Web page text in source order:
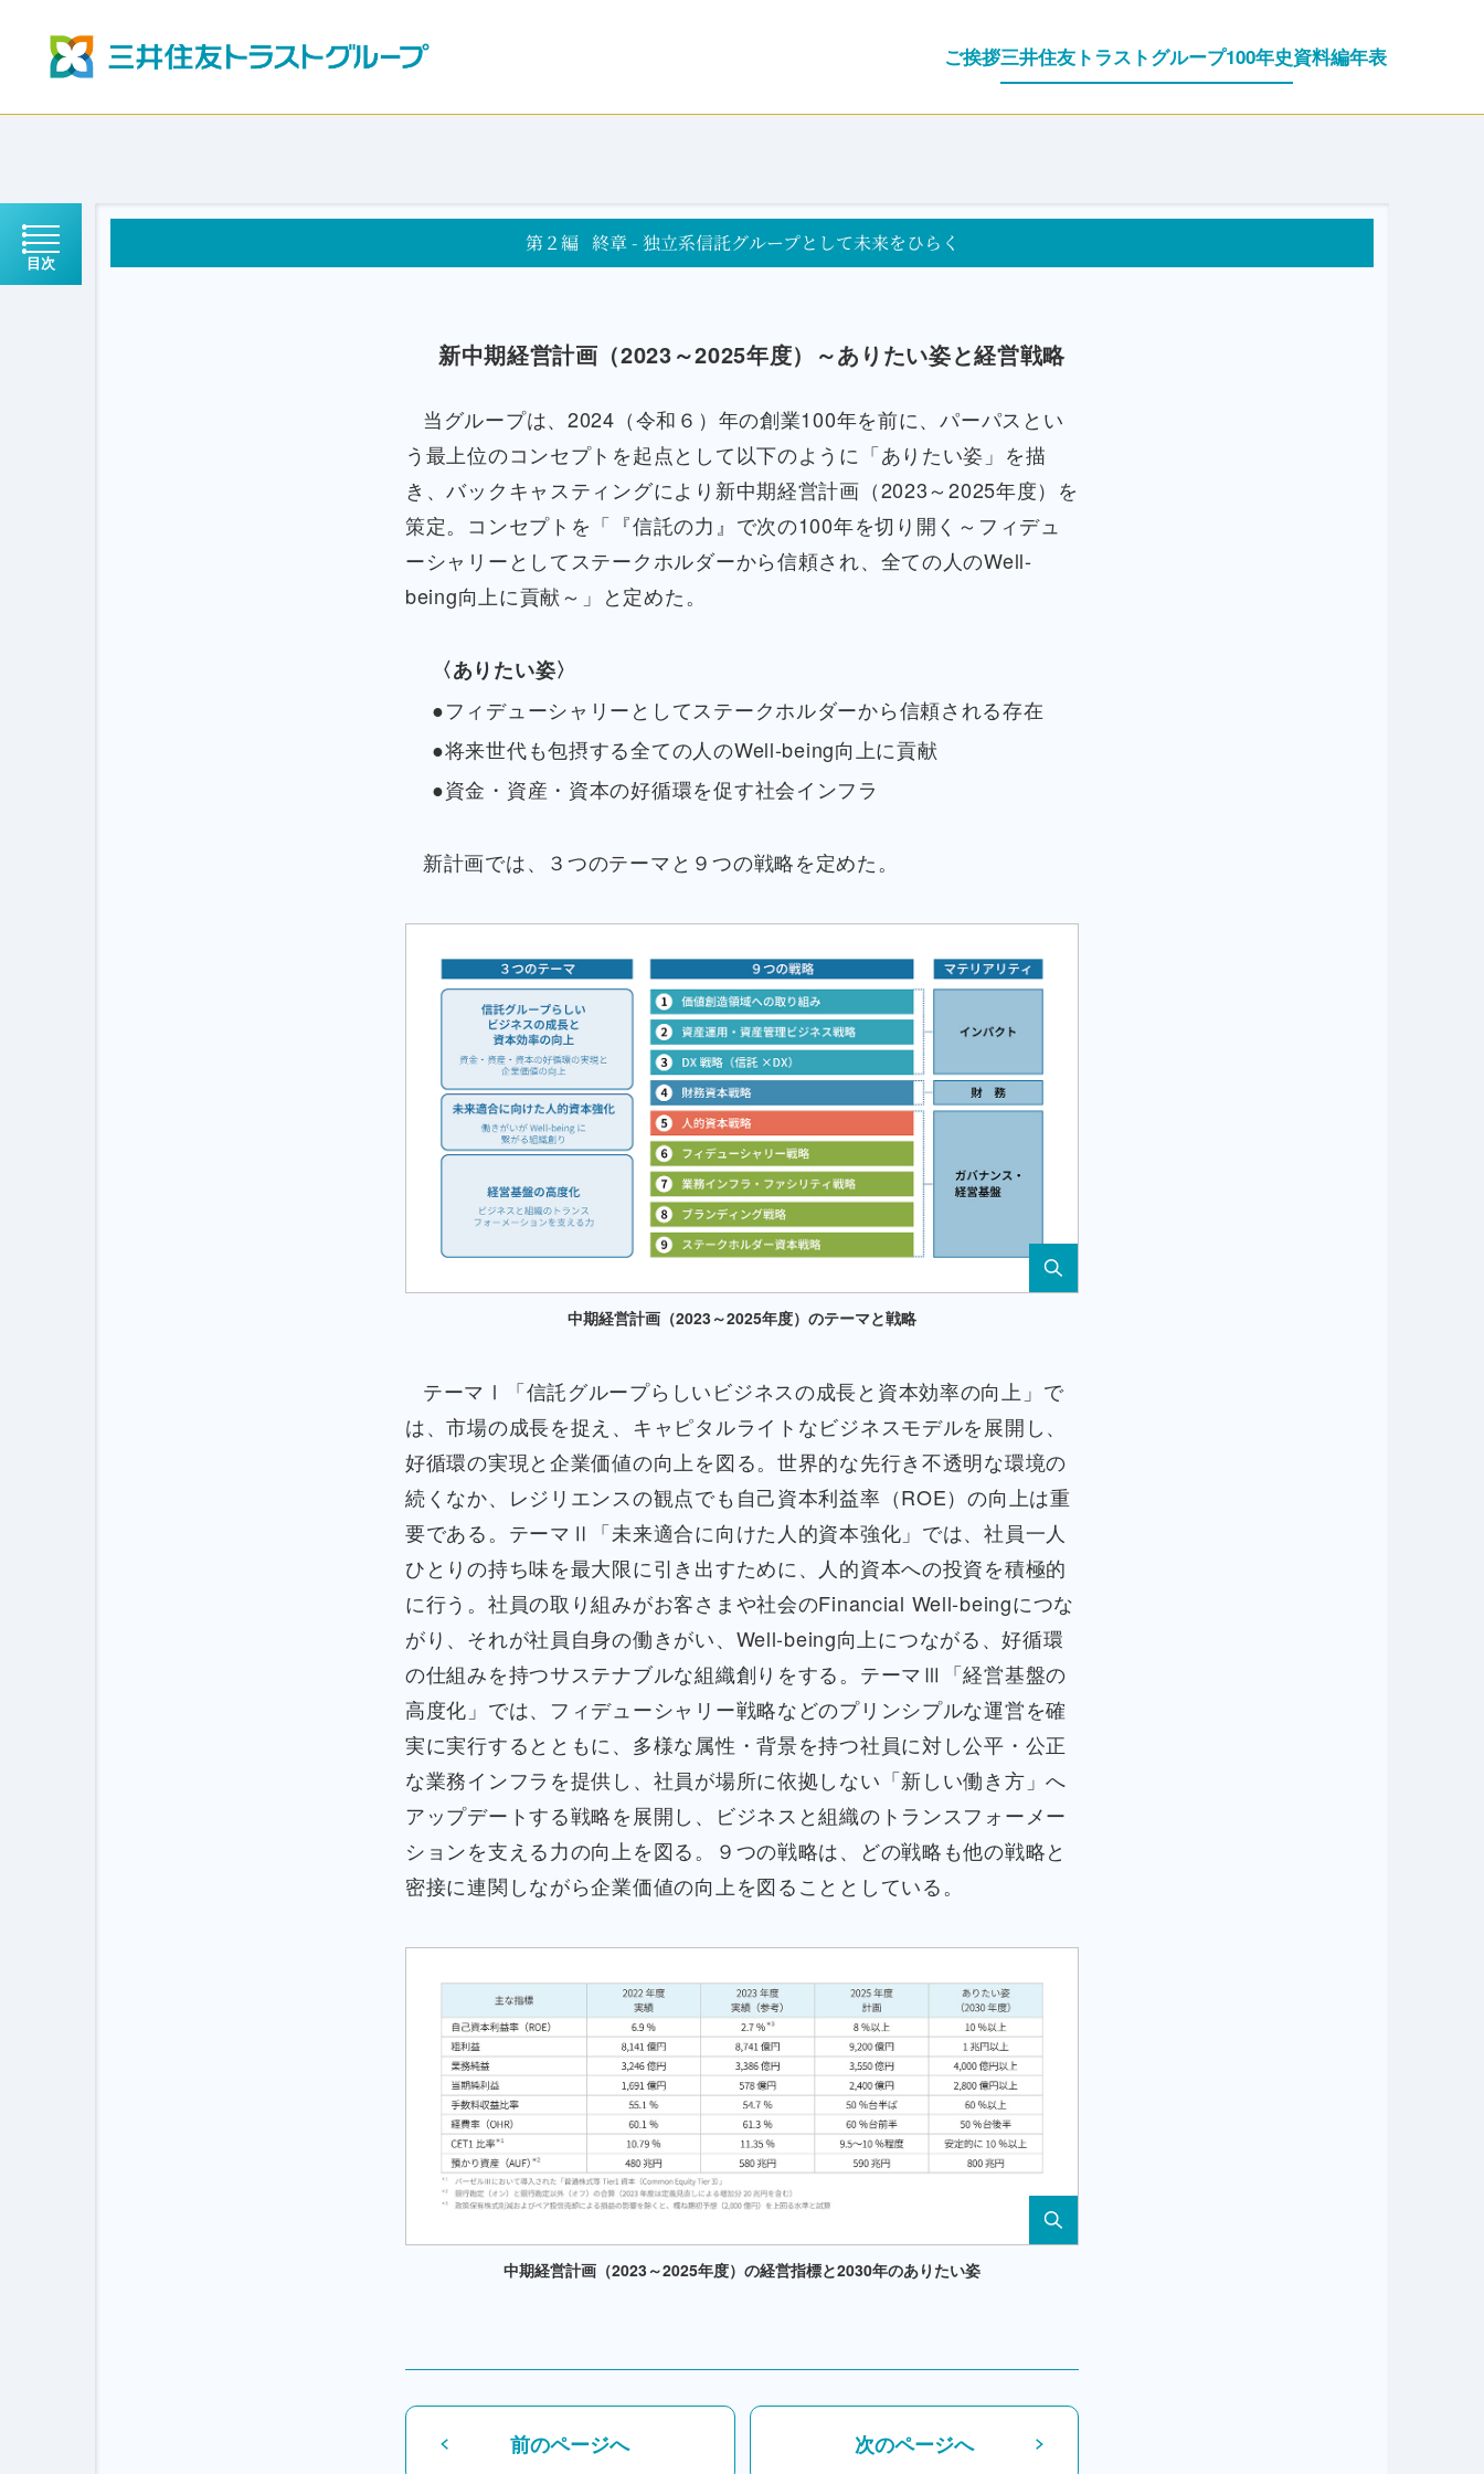
ご挨拶三井住友トラストグループ100年史資料編年表
目次
第２編 終章 - 独立系信託グループとして未来をひらく
新中期経営計画（2023～2025年度）～ありたい姿と経営戦略
当グループは、2024（令和６）年の創業100年を前に、パーパスとい
う最上位のコンセプトを起点として以下のように「ありたい姿」を描
き、バックキャスティングにより新中期経営計画（2023～2025年度）を
策定。コンセプトを「『信託の力』で次の100年を切り開く～フィデュ
ーシャリーとしてステークホルダーから信頼され、全ての人のWell-
being向上に貢献～」と定めた。
〈ありたい姿〉
●フィデューシャリーとしてステークホルダーから信頼される存在
●将来世代も包摂する全ての人のWell-being向上に貢献
●資金・資産・資本の好循環を促す社会インフラ
新計画では、３つのテーマと９つの戦略を定めた。
中期経営計画（2023～2025年度）のテーマと戦略
テーマⅠ「信託グループらしいビジネスの成長と資本効率の向上」で
は、市場の成長を捉え、キャピタルライトなビジネスモデルを展開し、
好循環の実現と企業価値の向上を図る。世界的な先行き不透明な環境の
続くなか、レジリエンスの観点でも自己資本利益率（ROE）の向上は重
要である。テーマⅡ「未来適合に向けた人的資本強化」では、社員一人
ひとりの持ち味を最大限に引き出すために、人的資本への投資を積極的
に行う。社員の取り組みがお客さまや社会のFinancial Well-beingにつな
がり、それが社員自身の働きがい、Well-being向上につながる、好循環
の仕組みを持つサステナブルな組織創りをする。テーマⅢ「経営基盤の
高度化」では、フィデューシャリー戦略などのプリンシプルな運営を確
実に実行するとともに、多様な属性・背景を持つ社員に対し公平・公正
な業務インフラを提供し、社員が場所に依拠しない「新しい働き方」へ
アップデートする戦略を展開し、ビジネスと組織のトランスフォーメー
ションを支える力の向上を図る。９つの戦略は、どの戦略も他の戦略と
密接に連関しながら企業価値の向上を図ることとしている。
中期経営計画（2023～2025年度）の経営指標と2030年のありたい姿
前のページへ 次のページへ